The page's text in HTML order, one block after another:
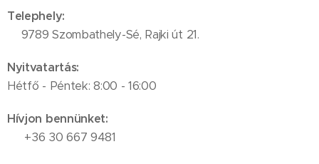
Telephely:
📍9789 Szombathely-Sé, Rajki út 21.
Nyitvatartás:
Hétfő - Péntek: 8:00 - 16:00
Hívjon bennünket:
📞 +36 30 667 9481